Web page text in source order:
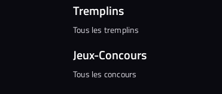
Tremplins
Tous les tremplins
Jeux-Concours
Tous les concours